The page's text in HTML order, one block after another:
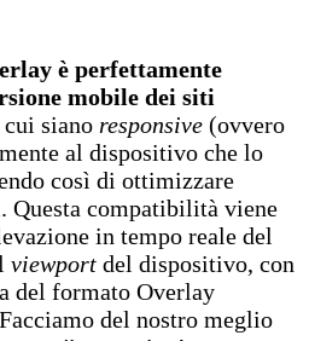
è perfettamente
mobile dei siti
cui siano responsive (ovvero
al dispositivo che lo
così di ottimizzare
compatibilità viene
in tempo reale del
viewport del dispositivo, con
del formato Overlay
del nostro meglio